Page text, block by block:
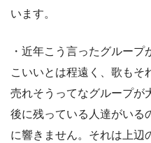
います。
・近年こう言ったグルー
こいいとは程遠く、歌もそ
売れそうってなグループが
後に残っている人達がいる
に響きません。それは上辺